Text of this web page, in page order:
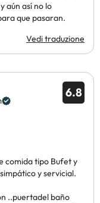
aún así no lo
que pasaran.
Vedi traduzione
6.8
comida tipo Bufet y
y servicial.
..puertadel baño